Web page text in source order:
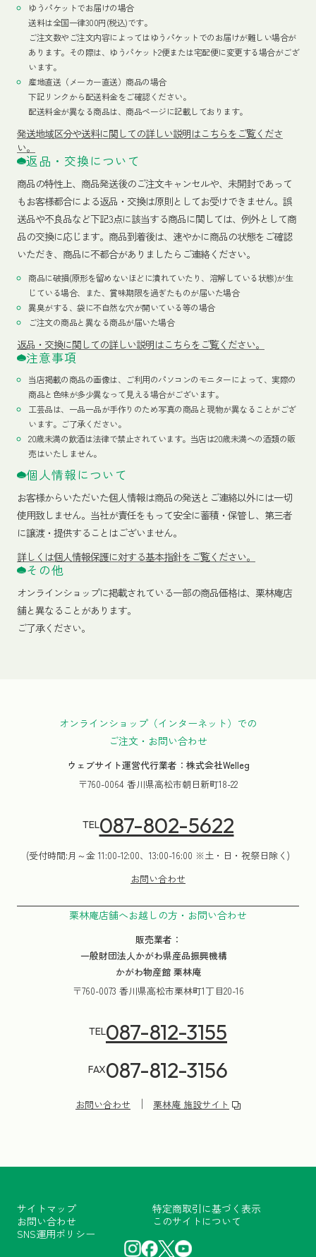
ゆうパケットでお届けの場合
送料は全国一律300円(税込)です。
ご注文数やご注文内容によってはゆうパケットでのお届けが難しい場合が
あります。その際は、ゆうパケット2便または宅配便に変更する場合がござ
います。
産地直送（メーカー直送）商品の場合
下記リンクから配送料金をご確認ください。
配送料金が異なる商品は、商品ページに記載しております。
発送地域区分や送料に関しての詳しい説明はこちらをご覧くださ
い。
返品・交換について
商品の特性上、商品発送後のご注文キャンセルや、未開封であって
もお客様都合による返品・交換は原則としてお受けできません。誤
送品や不良品など下記3点に該当する商品に関しては、例外として商
品の交換に応じます。商品到着後は、速やかに商品の状態をご確認
いただき、商品に不都合がありましたらご連絡ください。
商品に破損(原形を留めないほどに潰れていたり、溶解している状態)が生
じている場合、また、賞味期限を過ぎたものが届いた場合
異臭がする、袋に不自然な穴が開いている等の場合
ご注文の商品と異なる商品が届いた場合
返品・交換に関しての詳しい説明はこちらをご覧ください。
注意事項
当店掲載の商品の画像は、ご利用のパソコンのモニターによって、実際の
商品と色味が多少異なって見える場合がございます。
工芸品は、一品一品が手作りのため写真の商品と現物が異なることがござ
います。ご了承ください。
20歳未満の飲酒は法律で禁止されています。当店は20歳未満への酒類の販
売はいたしません。
個人情報について
お客様からいただいた個人情報は商品の発送とご連絡以外には一切
使用致しません。当社が責任をもって安全に蓄積・保管し、第三者
に譲渡・提供することはございません。
詳しくは個人情報保護に対する基本指針をご覧ください。
その他
オンラインショップに掲載されている一部の商品価格は、栗林庵店
舗と異なることがあります。
ご了承ください。
オンラインショップ（インターネット）での
ご注文・お問い合わせ
ウェブサイト運営代行業者：株式会社Welleg
〒760-0064 香川県高松市朝日新町18-22
TEL087-802-5622
(受付時間:月～金 11:00-12:00、13:00-16:00 ※土・日・祝祭日除く)
お問い合わせ
栗林庵店舗へお越しの方・お問い合わせ
販売業者：
一般財団法人かがわ県産品振興機構
かがわ物産館 栗林庵
〒760-0073 香川県高松市栗林町1丁目20-16
TEL087-812-3155
FAX087-812-3156
お問い合わせ 栗林庵 施設サイト
サイトマップ
特定商取引に基づく表示
お問い合わせ
このサイトについて
SNS運用ポリシー